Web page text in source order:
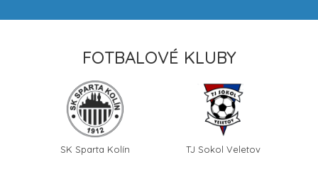
FOTBALOVÉ KLUBY
SK Sparta Kolín TJ Sokol Veletov